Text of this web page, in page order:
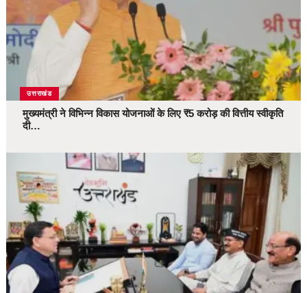
उत्तराखंड
मुख्यमंत्री ने विभिन्न विकास योजनाओं के लिए ₹5 करोड़ की वित्तीय स्वीकृति
दी…